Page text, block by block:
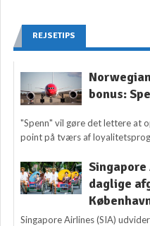
REJSETIPS
bonus:
"Spenn" vil gøre det lettere at
point på tværs af
daglige
Singapore Airlines (SIA)